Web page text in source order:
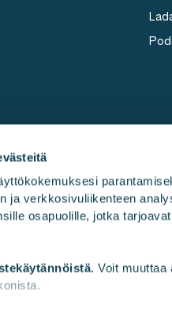
ja verkkosivuliikenteen
osapuolille, jotka
. Voit